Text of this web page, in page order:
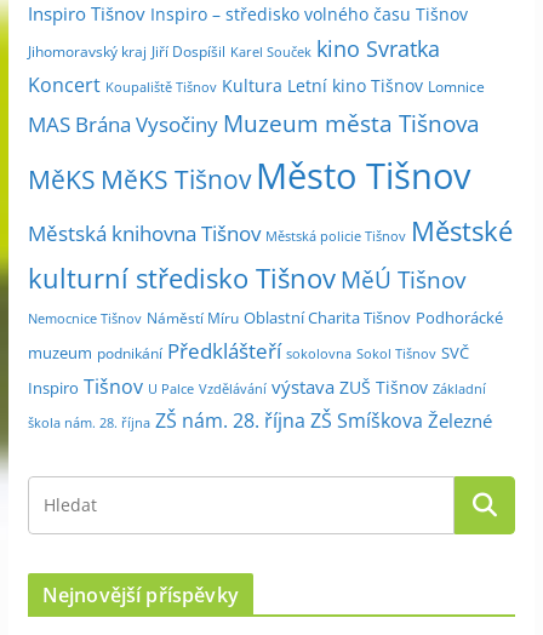
l
e
m
s
í
e
Inspiro Tišnov Inspiro – středisko volného času Tišnov
Jihomoravský kraj Jiří Dospíšil Karel Souček kino Svratka
Koncert Koupaliště Tišnov Kultura Letní kino Tišnov Lomnice
MAS Brána Vysočiny Muzeum města Tišnova
MěKS MěKS Tišnov Město Tišnov
Městská knihovna Tišnov Městská policie Tišnov Městské
kulturní středisko Tišnov MěÚ Tišnov
Nemocnice Tišnov Náměstí Míru Oblastní Charita Tišnov Podhorácké
muzeum podnikání Předklášteří sokolovna Sokol Tišnov SVČ
Inspiro Tišnov U Palce Vzdělávání výstava ZUŠ Tišnov Základní
škola nám. 28. října ZŠ nám. 28. října ZŠ Smíškova Železné
Nejnovější příspěvky